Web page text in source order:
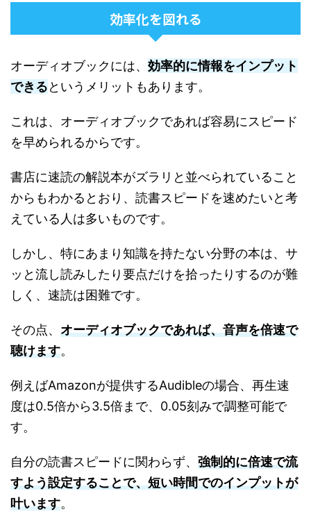
効率化を図れる
オーディオブックには、 効率的に情報をインプット
できるというメリットもあります。
これは、オーディオブックであれば容易にスピード
を早められるからです。
書店に速読の解説本がズラリと並べられていること
からもわかるとおり、読書スピードを速めたいと考
えている人は多いものです。
しかし、特にあまり知識を持たない分野の本は、サ
ッと流し読みしたり要点だけを拾ったりするのが難
しく、速読は困難です。
その点、 オーディオブックであれば、音声を倍速で
聴けます。
例えばAmazonが提供するAudibleの場合、再生速
度は0.5倍から3.5倍まで、0.05刻みで調整可能で
す。
自分の読書スピードに関わらず、 強制的に倍速で流
すよう設定することで、短い時間でのインプットが
叶います。